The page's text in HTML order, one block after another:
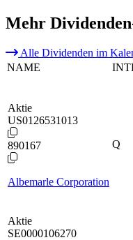
Mehr
Alle Dividenden im
NAME
Aktie
US0126531013
890167
Albemarle Corporation
Q
Aktie
SE0000106270